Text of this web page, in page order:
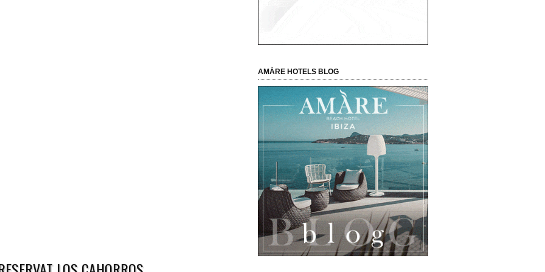
AMÀRE HOTELS BLOG